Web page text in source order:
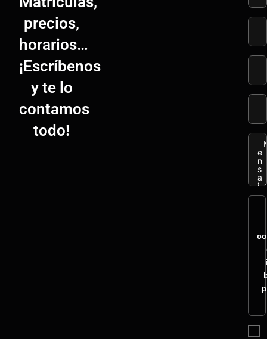
precios,
horarios…
¡Escríbenos
y te lo
contamos
todo!